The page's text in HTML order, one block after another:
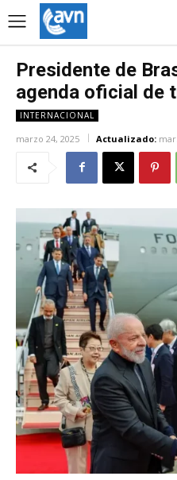
Presidente de
agenda oficial de
INTERNACIONAL
marzo 24, 2025 Actualizado: